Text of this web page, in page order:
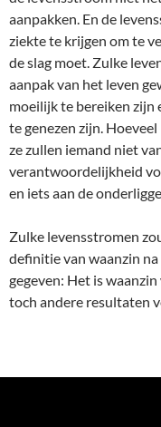
aanpakken. En de
ziekte te krijgen om te
de slag moet. Zulke
aanpak van het leven
moeilijk te bereiken zijn
te genezen zijn.
ze zullen iemand niet
verantwoordelijkheid
en iets aan de
Zulke levensstromen
definitie van waanzin
gegeven: Het is
toch andere resultaten